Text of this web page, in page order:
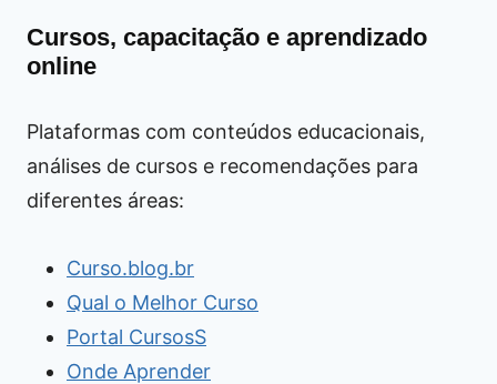
Cursos, capacitação e aprendizado
online
Plataformas com conteúdos educacionais,
análises de cursos e recomendações para
diferentes áreas:
Curso.blog.br
Qual o Melhor Curso
Portal CursosS
Onde Aprender